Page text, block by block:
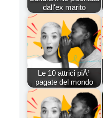
dall'ex marito
Le 10 attrici piÃ¹
pagate del mondo